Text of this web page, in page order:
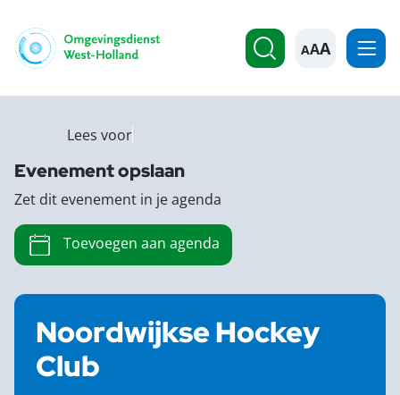
A
Noordwijkse Hockey
Club
Lees voor
Evenement opslaan
Zet dit evenement in je agenda
Toevoegen aan agenda